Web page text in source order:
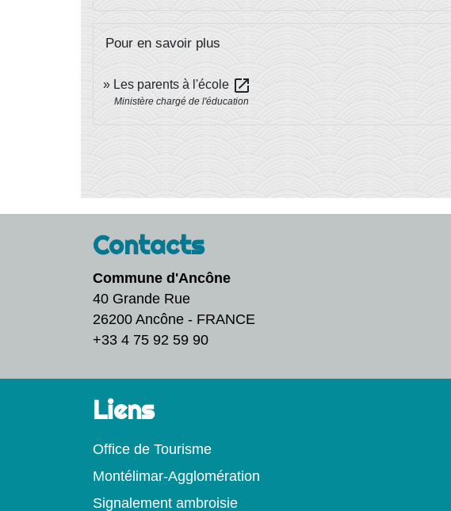
Pour en savoir plus
Les parents à l'école open_in_new
Ministère chargé de l'éducation
Contacts
Commune d'Ancône
40 Grande Rue
26200 Ancône - FRANCE
+33 4 75 92 59 90
Liens
Office de Tourisme
Montélimar-Agglomération
Signalement ambroisie